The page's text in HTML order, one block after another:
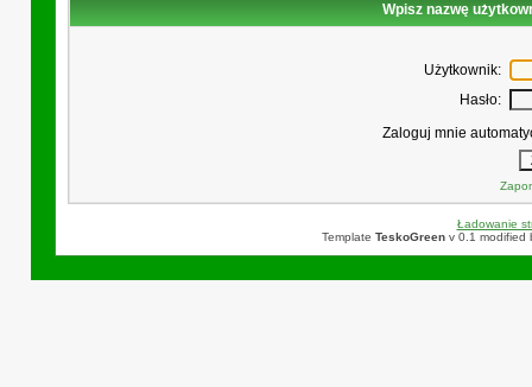
Wpisz nazwę
Użytkownik:
Hasło:
Zaloguj mnie
Ładowanie
Template TeskoGreenv 0.1 modified